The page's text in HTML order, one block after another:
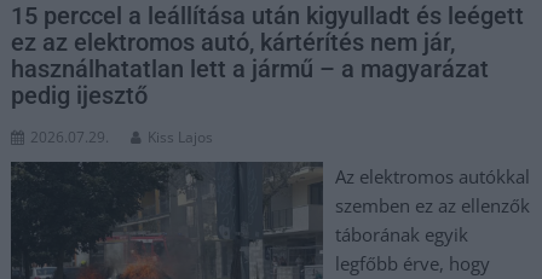
15 perccel a leállítása után kigyulladt és leégett
ez az elektromos autó, kártérítés nem jár,
használhatatlan lett a jármű – a magyarázat
pedig ijesztő
2026.07.29. Kiss Lajos
Az elektromos autókkal
szemben ez az ellenzők
táborának egyik
legfőbb érve, hogy